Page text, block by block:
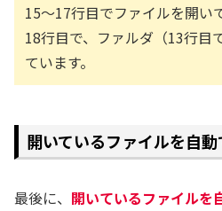
15～17行目でファイルを開い
18行目で、ファルダ（13行目
ています。
開いているファイルを自動
最後に、 開いているファイルを